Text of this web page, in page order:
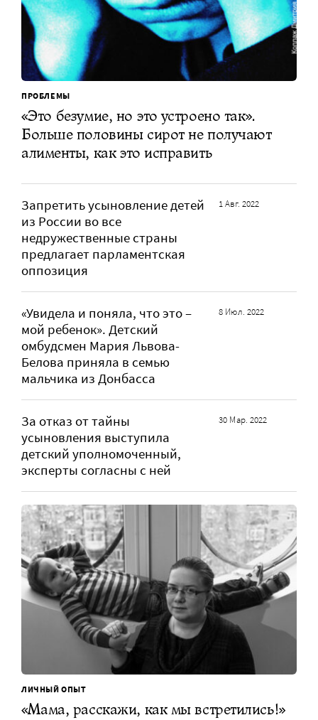
ПРОБЛЕМЫ
«Это безумие, но это устроено так».
Больше половины сирот не получают
алименты, как это исправить
Запретить усыновление детей
из России во все
недружественные страны
предлагает парламентская
оппозиция
1 Авг. 2022
«Увидела и поняла, что это –
мой ребенок». Детский
омбудсмен Мария Львова-
Белова приняла в семью
мальчика из Донбасса
8 Июл. 2022
За отказ от тайны
усыновления выступила
детский уполномоченный,
эксперты согласны с ней
30 Мар. 2022
ЛИЧНЫЙ ОПЫТ
«Мама, расскажи, как мы встретились!»